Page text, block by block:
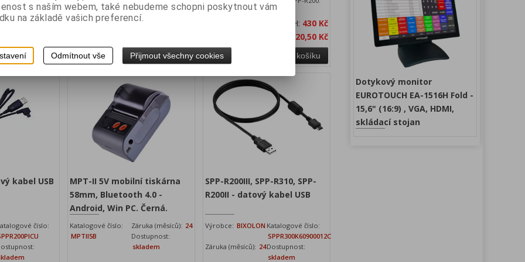
DPH:276 Kč
DPH:
do košíku
Vaše cena bez DPH:
Přidat do košíku
Vaše cena bez DPH: 430 Kč
520,50 Kč
Přidat do košíku
kabel USB
číslo:
MPT-II 5V mobilní tiskárna
58mm, Bluetooth 4.0 -
Android, Win PC. Černá.
Katalogové číslo:
MPTII5B
Záruka (měsíců): 24
Dostupnost:
skladem
SPP-R200III, SPP-R310, SPP-
R200II - datový kabel USB
Výrobce: BIXOLON Katalogové číslo:
SPPR300K60900012C
Záruka (měsíců): 24Dostupnost:
skladem
Dotykový monitor
EUROTOUCH EA-1516H Fold -
15,6" (16:9) , VGA, HDMI,
skládací stojan
s naším webem, také nebudeme schopni poskytnout vám
na základě vašich preferencí.
Odmítnout vše Přijmout všechny cookies